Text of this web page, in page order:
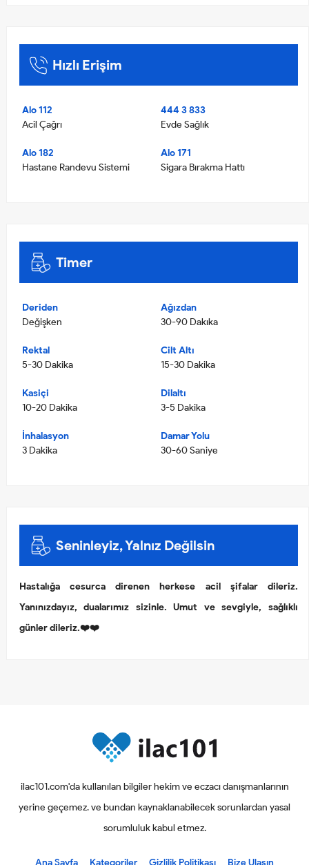
Hızlı Erişim
Alo 112
Acil Çağrı
444 3 833
Evde Sağlık
Alo 182
Hastane Randevu Sistemi
Alo 171
Sigara Bırakma Hattı
Timer
Deriden
Değişken
Ağızdan
30-90 Dakıka
Rektal
5-30 Dakika
Cilt Altı
15-30 Dakika
Kasiçi
10-20 Dakika
Dilaltı
3-5 Dakika
İnhalasyon
3 Dakika
Damar Yolu
30-60 Saniye
Seninleyiz, Yalnız Değilsin
Hastalığa cesurca direnen herkese acil şifalar dileriz.
Yanınızdayız, dualarımız sizinle. Umut ve sevgiyle, sağlıklı
günler dileriz.❤️❤️
ilac101.com'da kullanılan bilgiler hekim ve eczacı danışmanlarının
yerine geçemez. ve bundan kaynaklanabilecek sorunlardan yasal
sorumluluk kabul etmez.
Ana Sayfa Kategoriler Gizlilik Politikası Bize Ulaşın